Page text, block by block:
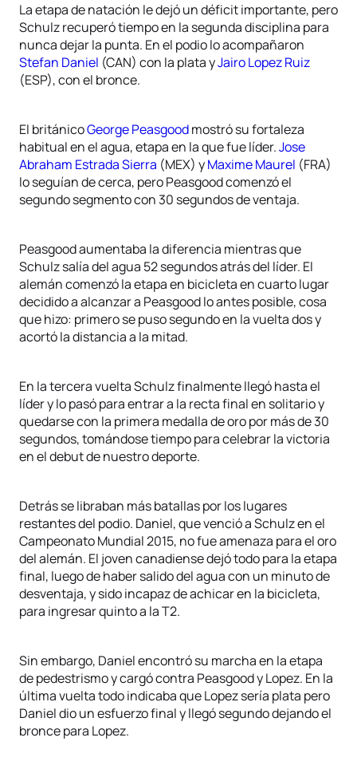
La etapa de natación le dejó un déficit importante, pero
Schulz recuperó tiempo en la segunda disciplina para
nunca dejar la punta. En el podio lo acompañaron
Stefan Daniel (CAN) con la plata yJairo Lopez Ruiz
(ESP), con el bronce.
El británicoGeorge Peasgoodmostró su fortaleza
habitual en el agua, etapa en la que fue líder.Jose
Abraham Estrada Sierra (MEX) yMaxime Maurel (FRA)
lo seguían de cerca, pero Peasgood comenzó el
segundo segmento con 30 segundos de ventaja.
Peasgood aumentaba la diferencia mientras que
Schulz salía del agua 52 segundos atrás del líder. El
alemán comenzó la etapa en bicicleta en cuarto lugar
decidido a alcanzar a Peasgood lo antes posible, cosa
que hizo: primero se puso segundo en la vuelta dos y
acortó la distancia a la mitad.
En la tercera vuelta Schulz finalmente llegó hasta el
líder y lo pasó para entrar a la recta final en solitario y
quedarse con la primera medalla de oro por más de 30
segundos, tomándose tiempo para celebrar la victoria
en el debut de nuestro deporte.
Detrás se libraban más batallas por los lugares
restantes del podio. Daniel, que venció a Schulz en el
Campeonato Mundial 2015, no fue amenaza para el oro
del alemán. El joven canadiense dejó todo para la etapa
final, luego de haber salido del agua con un minuto de
desventaja, y sido incapaz de achicar en la bicicleta,
para ingresar quinto a la T2.
Sin embargo, Daniel encontró su marcha en la etapa
de pedestrismo y cargó contra Peasgood y Lopez. En la
última vuelta todo indicaba que Lopez sería plata pero
Daniel dio un esfuerzo final y llegó segundo dejando el
bronce para Lopez.